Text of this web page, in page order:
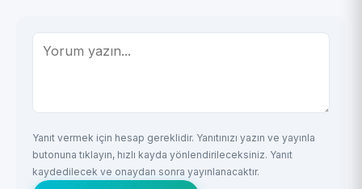
Yanıt vermek için hesap gereklidir. Yanıtınızı yazın ve yayınla
butonuna tıklayın, hızlı kayda yönlendirileceksiniz. Yanıt
kaydedilecek ve onaydan sonra yayınlanacaktır.